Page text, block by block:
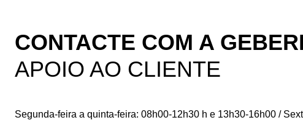
CONTACTE COM A
APOIO AO CLIENTE
Segunda-feira a quinta-feira: 08h00-12h30 h e 13h30-16h00 /